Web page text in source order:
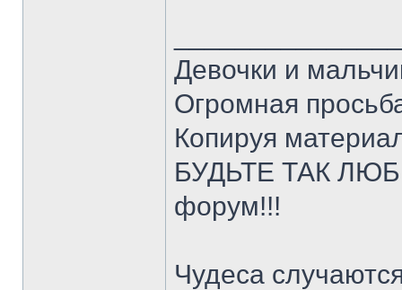
Девочки и
Огромная
Копируя
БУДЬТЕ ТАК
форум!!!
Чудеса